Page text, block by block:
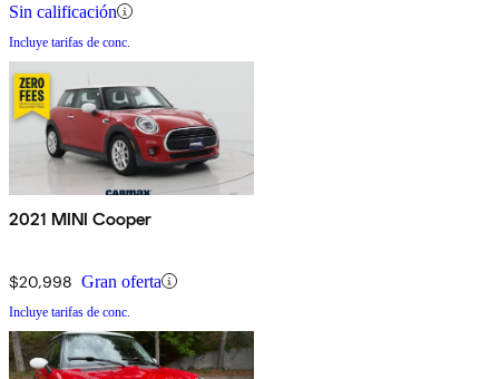
Sin calificación
Incluye tarifas de conc.
2021 MINI Cooper
$20,998 Gran oferta
Incluye tarifas de conc.